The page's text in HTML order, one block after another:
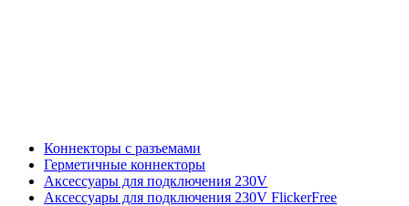
Коннекторы с разъемами
Герметичные коннекторы
Аксессуары для подключения 230V
Аксессуары для подключения 230V FlickerFree